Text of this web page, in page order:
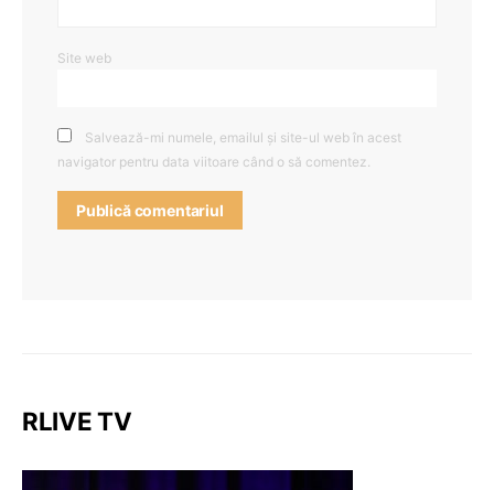
Site web
Salvează-mi numele, emailul și site-ul web în acest
navigator pentru data viitoare când o să comentez.
RLIVE TV